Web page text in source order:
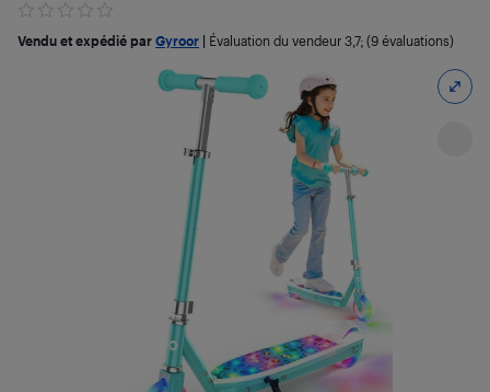
Vendu et expédié par Gyroor Évaluation du vendeur 3,7; (9 évaluations)